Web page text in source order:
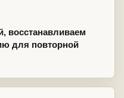
восстанавливаем
для повторной